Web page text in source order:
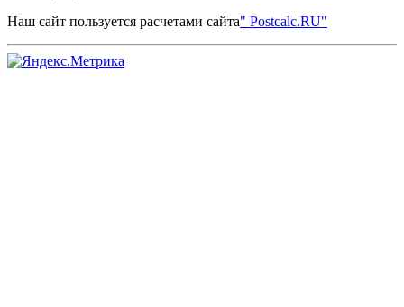
Наш сайт пользуется расчетами сайта" Postcalc.RU"